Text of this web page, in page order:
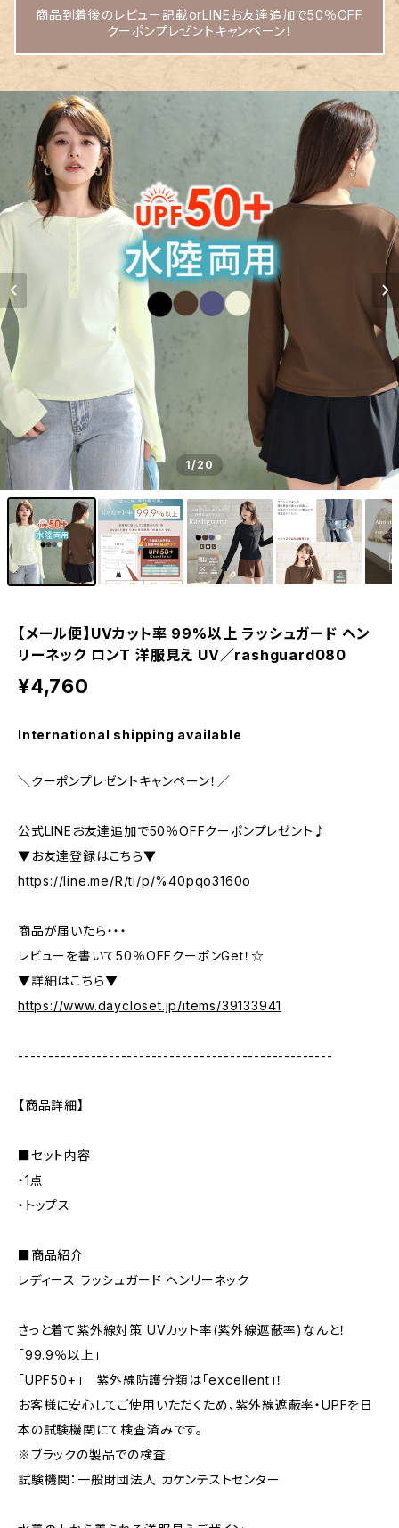
商品到着後のレビュー記載orLINEお友達追加で50％OFF
クーポンプレゼントキャンペーン！
1/20
【メール便】UVカット率 99%以上 ラッシュガード ヘン
リーネック ロンT 洋服見え UV／rashguard080
¥4,760
International shipping available
＼クーポンプレゼントキャンペーン！／
公式LINEお友達追加で50％OFFクーポンプレゼント♪
▼お友達登録はこちら▼
https://line.me/R/ti/p/%40pqo3160o
商品が届いたら・・・
レビューを書いて50％OFFクーポンGet！☆
▼詳細はこちら▼
https://www.daycloset.jp/items/39133941
----------------------------------------------------
【商品詳細】
■セット内容
・1点
・トップス
■商品紹介
レディース ラッシュガード ヘンリーネック
さっと着て紫外線対策 UVカット率(紫外線遮蔽率)なんと！
「99.9％以上」
「UPF50+」 紫外線防護分類は「excellent」！
お客様に安心してご使用いただくため、紫外線遮蔽率・UPFを日
本の試験機関にて検査済みです。
※ブラックの製品での検査
試験機関：一般財団法人 カケンテストセンター